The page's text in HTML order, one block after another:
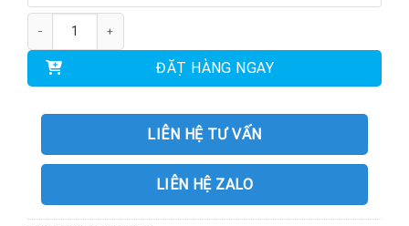
ĐẶT HÀNG NGAY
LIÊN HỆ TƯ VẤN
LIÊN HỆ ZALO